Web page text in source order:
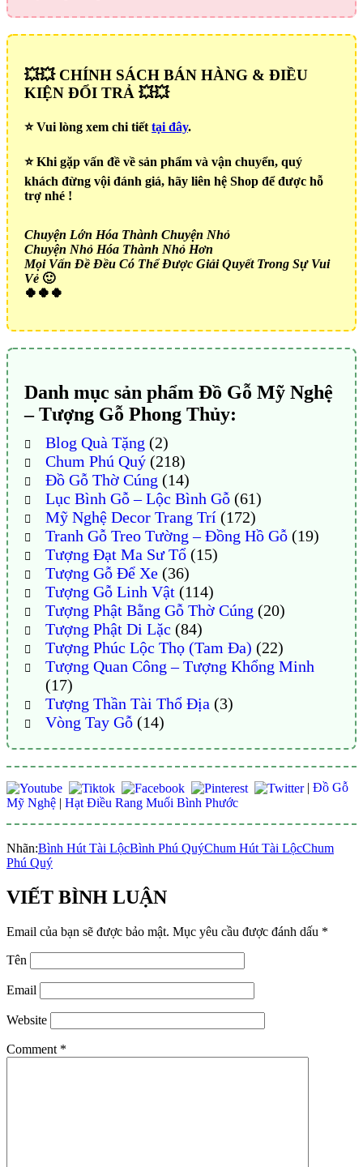
💥💥 CHÍNH SÁCH BÁN HÀNG & ĐIỀU
KIỆN ĐỔI TRẢ 💥💥
⭐️ Vui lòng xem chi tiết tại đây.
⭐️ Khi gặp vấn đề về sản phẩm và vận chuyển, quý
khách đừng vội đánh giá, hãy liên hệ Shop để được hỗ
trợ nhé !
Chuyện Lớn Hóa Thành Chuyện Nhỏ
Chuyện Nhỏ Hóa Thành Nhỏ Hơn
Mọi Vấn Đề Đều Có Thể Được Giải Quyết Trong Sự Vui
Vẻ 🙂
🍀🍀🍀
Danh mục sản phẩm Đồ Gỗ Mỹ Nghệ
– Tượng Gỗ Phong Thủy:
Blog Quà Tặng (2)
Chum Phú Quý(218)
Đồ Gỗ Thờ Cúng (14)
Lục Bình Gỗ – Lộc Bình Gỗ(61)
Mỹ Nghệ Decor Trang Trí(172)
Tranh Gỗ Treo Tường – Đồng Hồ Gỗ(19)
Tượng Đạt Ma Sư Tổ(15)
Tượng Gỗ Để Xe(36)
Tượng Gỗ Linh Vật(114)
Tượng Phật Bằng Gỗ Thờ Cúng (20)
Tượng Phật Di Lặc (84)
Tượng Phúc Lộc Thọ (Tam Đa) (22)
Tượng Quan Công – Tượng Khổng Minh
(17)
Tượng Thần Tài Thổ Địa (3)
Vòng Tay Gỗ(14)
| Đồ Gỗ
Mỹ Nghệ | Hạt Điều Rang Muối Bình Phước
Nhãn:Bình Hút Tài LộcBình Phú QuýChum Hút Tài LộcChum
Phú Quý
VIẾT BÌNH LUẬN
Email của bạn sẽ được bảo mật. Mục yêu cầu được đánh dấu *
Tên
Email
Website
Comment *